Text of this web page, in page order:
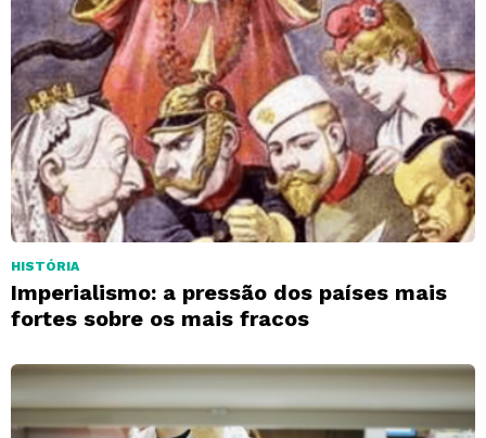
HISTÓRIA
Imperialismo: a pressão dos países mais
fortes sobre os mais fracos